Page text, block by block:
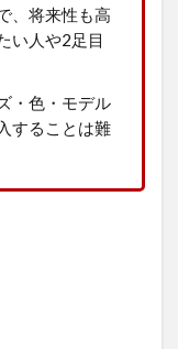
、将来性も高
い人や2足目
・色・モデル
することは難